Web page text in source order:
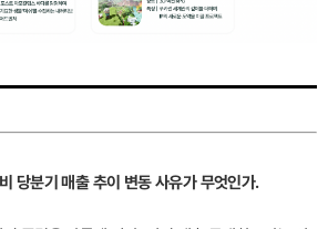
당분기 매출 추이 변동 사유가 무엇인가.